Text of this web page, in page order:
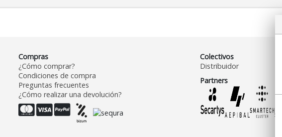
Compras
¿Cómo comprar?
Condiciones de compra
Preguntas frecuentes
¿Cómo realizar una devolución?
Colectivos
Distribuidor
Partners